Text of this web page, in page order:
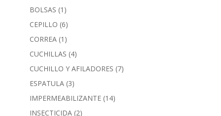
BOLSAS (1)
CEPILLO (6)
CORREA (1)
CUCHILLAS (4)
CUCHILLO Y AFILADORES (7)
ESPATULA (3)
IMPERMEABILIZANTE (14)
INSECTICIDA (2)